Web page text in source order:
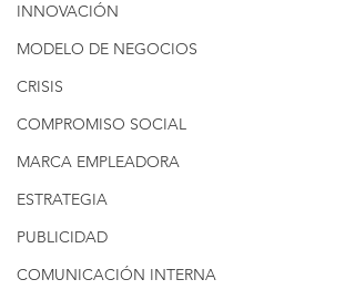
INNOVACIÓN
MODELO DE NEGOCIOS
CRISIS
COMPROMISO SOCIAL
MARCA EMPLEADORA
ESTRATEGIA
PUBLICIDAD
COMUNICACIÓN INTERNA